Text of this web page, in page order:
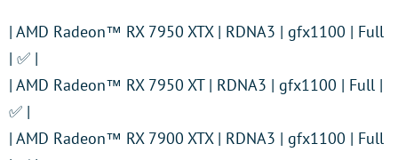
| AMD Radeon™ RX 7950 XTX | RDNA3 | gfx1100 | Full
| ✅ |
| AMD Radeon™ RX 7950 XT | RDNA3 | gfx1100 | Full |
✅ |
| AMD Radeon™ RX 7900 XTX | RDNA3 | gfx1100 | Full